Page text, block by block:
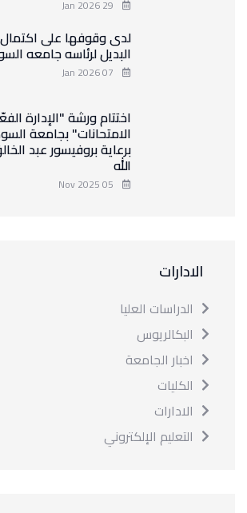
لدى وقوفها على
البديل لرئاسه جامعه
اختتام ورشة "الإدارة
الامتحانات" بجامعة
برعاية بروفيسور عبد
الله
الادارات
الدراسات العليا
البكالريوس
اخبار الجامعة
الكليات
الادارات
التعليم الإلكتروني